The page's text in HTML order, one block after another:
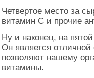
Четвертое место за
витамин С и прочие
Ну и наконец, на
Он является
позволяют нашему
витамины.